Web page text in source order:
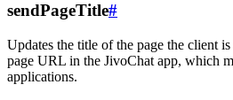
sendPageTitle#
Updates the title of the page the client
page URL in the JivoChat app, which
applications.